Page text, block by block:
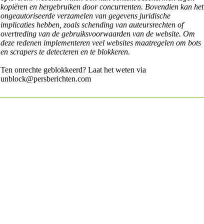
kopiëren en hergebruiken door concurrenten. Bovendien kan het
ongeautoriseerde verzamelen van gegevens juridische
implicaties hebben, zoals schending van auteursrechten of
overtreding van de gebruiksvoorwaarden van de website. Om
deze redenen implementeren veel websites maatregelen om bots
en scrapers te detecteren en te blokkeren.
Ten onrechte geblokkeerd? Laat het weten via
unblock@persberichten.com